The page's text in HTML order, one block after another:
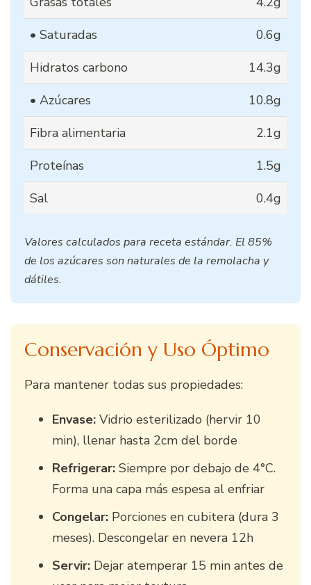
• Saturadas
0.6g
Hidratos carbono
14.3g
• Azúcares
10.8g
Fibra alimentaria
2.1g
Proteínas
1.5g
Sal
0.4g
Valores calculados para receta estándar. El 85%
de los azúcares son naturales de la remolacha y
dátiles.
Conservación y Uso Óptimo
Para mantener todas sus propiedades:
Envase: Vidrio esterilizado (hervir 10
min), llenar hasta 2cm del borde
Refrigerar: Siempre por debajo de 4°C.
Forma una capa más espesa al enfriar
Congelar: Porciones en cubitera (dura 3
meses). Descongelar en nevera 12h
Servir: Dejar atemperar 15 min antes de